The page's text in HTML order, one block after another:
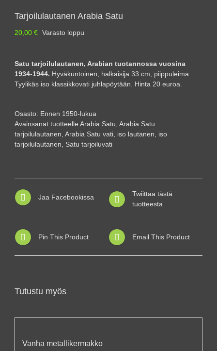
Tarjoilulautanen Arabia Satu
20,00 € Varasto loppu
Satu tarjoilulautanen, Arabian tuotannossa vuosina
1934-1944. Hyväkuntoinen, halkaisija 33 cm, piippuleima.
Tyylikäs iso klassikkovati juhlapöytään. Hinta 20 euroa.
Osasto: Ennen 1950-lukua
Avainsanat tuotteelle Arabia Satu, Arabia Satu
tarjoilulautanen, Arabia Satu vati, iso lautanen, iso
tarjoilulautanen, Satu tarjoiluvati
Jaa Facebookissa
Twiittaa tästä
tuotteesta
Pin This Product Email This Product
Tutustu myös
Vanha metallikermakko